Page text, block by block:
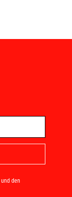
und den